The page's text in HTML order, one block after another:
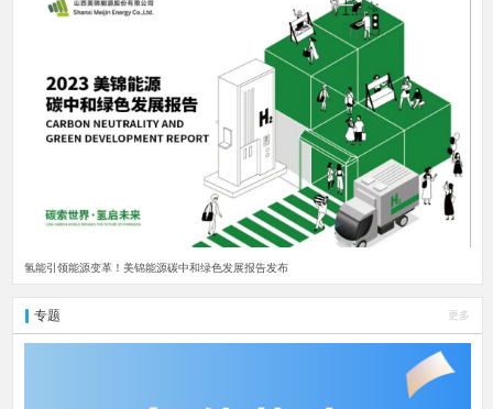
氢能引领能源变革！美锦能源碳中和绿色发展报告发布
专题 更多